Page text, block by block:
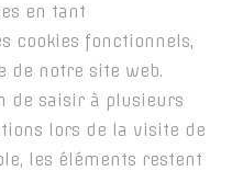
en tant
cookies fonctionnels,
de notre site web.
de saisir à plusieurs
lors de la visite de
les éléments restent